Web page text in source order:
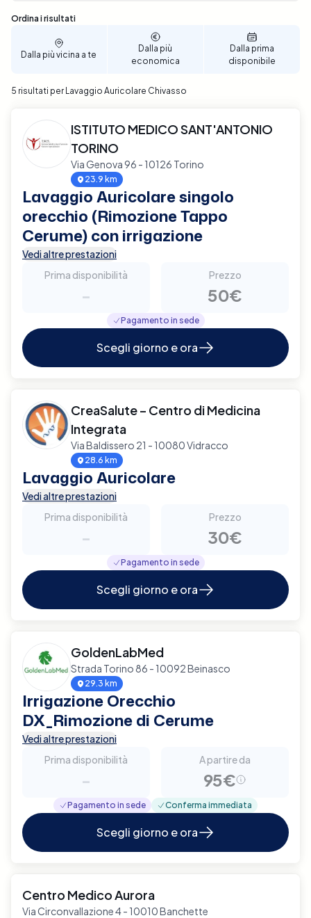
Sono stati trovati 5 risultati
Ordina i risultati
Dalla più vicina a te
Dalla più
economica
Dalla prima
disponibile
5 risultati per Lavaggio Auricolare Chivasso
ISTITUTO MEDICO SANT'ANTONIO
TORINO
Via Genova 96 - 10126 Torino
23.9 km
Lavaggio Auricolare singolo
orecchio (Rimozione Tappo
Cerume) con irrigazione
Vedi altre prestazioni
Prima disponibilità
-
Prezzo
50€
Pagamento in sede
Scegli giorno e ora
CreaSalute – Centro di Medicina
Integrata
Via Baldissero 21 - 10080 Vidracco
28.6 km
Lavaggio Auricolare
Vedi altre prestazioni
Prima disponibilità
-
Prezzo
30€
Pagamento in sede
Scegli giorno e ora
GoldenLabMed
Strada Torino 86 - 10092 Beinasco
29.3 km
Irrigazione Orecchio
DX_Rimozione di Cerume
Vedi altre prestazioni
Prima disponibilità
-
A partire da
95€
Pagamento in sede Conferma immediata
Scegli giorno e ora
Centro Medico Aurora
Via Circonvallazione 4 - 10010 Banchette